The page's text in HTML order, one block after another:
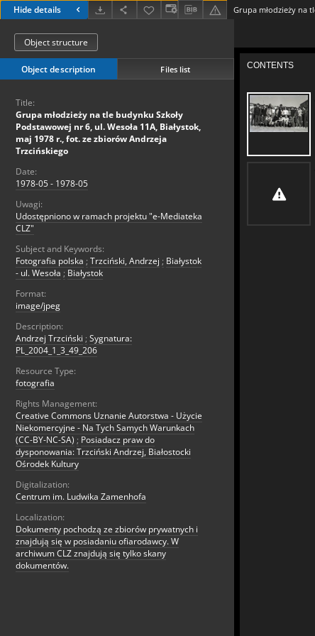
Hide details
Object structure
Object description Files list
Title:
Grupa młodzieży na tle budynku Szkoły
Podstawowej nr 6, ul. Wesoła 11A, Białystok,
maj 1978 r., fot. ze zbiorów Andrzeja
Trzcińskiego
Date:
1978-05 - 1978-05
Uwagi:
Udostępniono w ramach projektu "e-Mediateka
CLZ"
Subject and Keywords:
Fotografia polska ; Trzciński, Andrzej ; Białystok
- ul. Wesoła ; Białystok
Format:
image/jpeg
Description:
Andrzej Trzciński ; Sygnatura:
PL_2004_1_3_49_206
Resource Type:
fotografia
Rights Management:
Creative Commons Uznanie Autorstwa - Użycie
Niekomercyjne - Na Tych Samych Warunkach
(CC-BY-NC-SA) ; Posiadacz praw do
dysponowania: Trzciński Andrzej, Białostocki
Ośrodek Kultury
Digitalization:
Centrum im. Ludwika Zamenhofa
Localization:
Dokumenty pochodzą ze zbiorów prywatnych i
znajdują się w posiadaniu ofiarodawcy. W
archiwum CLZ znajdują się tylko skany
dokumentów.